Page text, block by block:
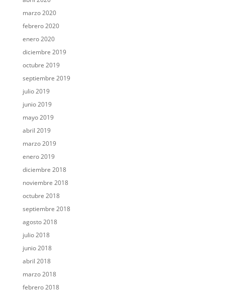
marzo 2020
febrero 2020
enero 2020
diciembre 2019
octubre 2019
septiembre 2019
julio 2019
junio 2019
mayo 2019
abril 2019
marzo 2019
enero 2019
diciembre 2018
noviembre 2018
octubre 2018
septiembre 2018
agosto 2018
julio 2018
junio 2018
abril 2018
marzo 2018
febrero 2018